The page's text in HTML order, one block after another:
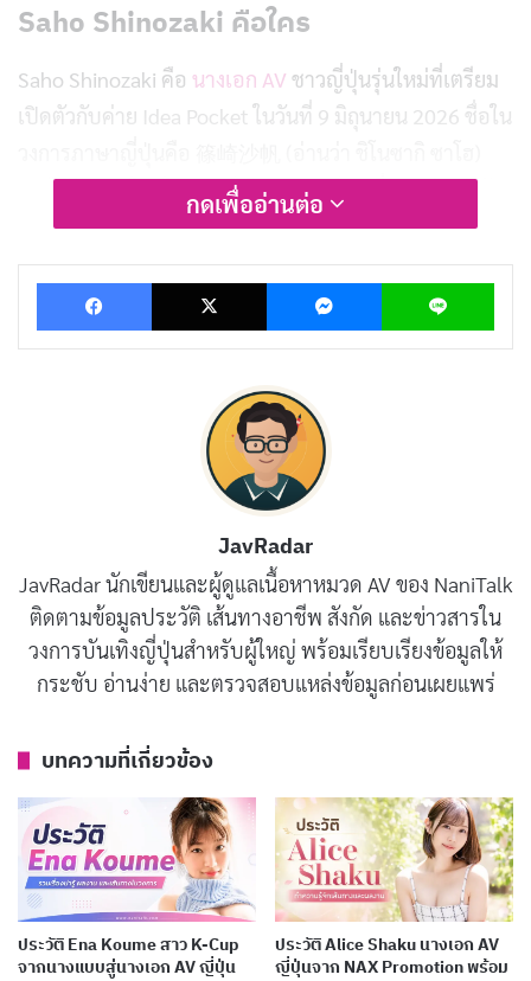
Saho Shinozaki คือใคร
Saho Shinozaki คือ นางเอก AV ชาวญี่ปุ่นรุ่นใหม่ที่เตรียม
เปิดตัวกับค่าย Idea Pocket ในวันที่ 9 มิถุนายน 2026 ชื่อใน
เธอได้รับการโปรโมตภายใต้คอนเซปต์ OLที่ดูอบอุ่น น่ารัก
และมีความน่าเชื่อถือในแบบรุ่นพี่ที่ทำงานในออฟฟิศย่าน
มารุโนะอูจิ (Marunouchi) ใจกลางกรุงโตเกียว
สิ่งที่ทำให้ดารา JAVคนนี้ถูกพูดถึงตั้งแต่ก่อนเดบิวต์ คือพื้น
ทำงานธรรมดาทำให้เธอมีออร่าที่แตกต่างจากนางเอก AV
หน้าใหม่ทั่วไป แฟน ๆ หลายคนมองว่าเธอมีความสมจริงใน
บทบาท OL ที่เล่น และมีเสน่ห์แบบผู้หญิงข้าง ๆ ที่ทำงานใน
ภาพลักษณ์ของ Saho Shinozaki เน้นความเป็นธรรมชาติ
ใบหน้าหวาน รูปร่างเล็กกะทัดรัด และออร่าที่ทำให้ผู้ชมรู้สึก
ผ่อนคลาย นี่เป็นเหตุผลว่าทำไมค่าย Idea Pocket ถึงเลือก
ใช้คำว่า 癒系 (ระบายความเครียด/รักษาใจ) เป็นคีย์เวิร์ด
ประวัติ Yuno Sakura นางเอก AV เสียงน่ารักดาวรุ่ง
MOODYZ
เผยแพร่เมื่อ: 4 วัน ที่ผ่านมา
ประวัติ Yumi Nijimura นางเอก AV หน้าใหม่มาแรง
กดเพื่ออ่านต่อ
Facebook X Messenger Line
JavRadar
JavRadar นักเขียนและผู้ดูแลเนื้อหาหมวด AV ของ NaniTalk
ติดตามข้อมูลประวัติ เส้นทางอาชีพ สังกัด และข่าวสารใน
วงการบันเทิงญี่ปุ่นสำหรับผู้ใหญ่ พร้อมเรียบเรียงข้อมูลให้
กระชับ อ่านง่าย และตรวจสอบแหล่งข้อมูลก่อนเผยแพร่
บทความที่เกี่ยวข้อง
ประวัติ Ena Koume สาว K-Cup
จากนางแบบสู่นางเอก AV ญี่ปุ่น
ประวัติ Alice Shaku นางเอก AV
ญี่ปุ่นจาก NAX Promotion พร้อม